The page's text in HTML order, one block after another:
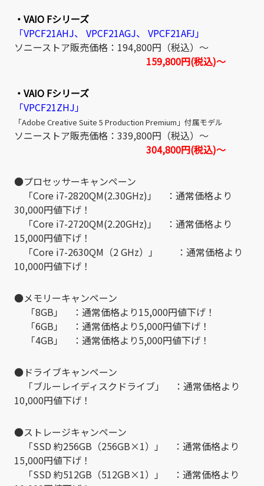
・VAIO Fシリーズ
「VPCF21AHJ、 VPCF21AGJ、 VPCF21AFJ」
ソニーストア販売価格：194,800円（税込）～
159,800円(税込)～
・VAIO Fシリーズ
「VPCF21ZHJ」
「Adobe Creative Suite 5 Production Premium」付属モデル
ソニーストア販売価格：339,800円（税込）～
304,800円(税込)～
●プロセッサーキャンペーン
「Core i7-2820QM(2.30GHz)」 ：通常価格より
30,000円値下げ！
「Core i7-2720QM(2.20GHz)」 ：通常価格より
15,000円値下げ！
「Core i7-2630QM（2 GHz）」 ：通常価格より
10,000円値下げ！
●メモリーキャンペーン
「8GB」 ：通常価格より15,000円値下げ！
「6GB」 ：通常価格より5,000円値下げ！
「4GB」 ：通常価格より5,000円値下げ！
●ドライブキャンペーン
「ブルーレイディスクドライブ」 ：通常価格より
10,000円値下げ！
●ストレージキャンペーン
「SSD 約256GB（256GB×1）」 ：通常価格より
15,000円値下げ！
「SSD 約512GB（512GB×1）」 ：通常価格より